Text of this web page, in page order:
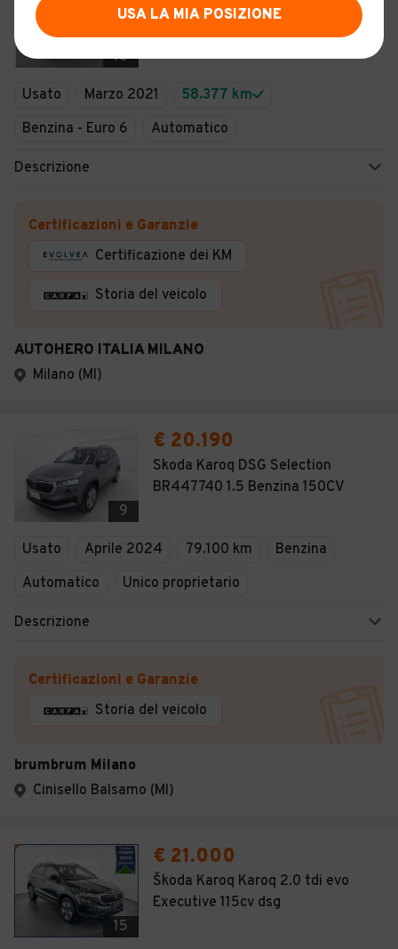
18
SKODA Karoq 1.5 TSI ACT DSG S-
Tech
Usato Marzo 2021
58.377 km
Benzina - Euro 6
Automatico
Descrizione
Certificazioni e Garanzie
Certificazione dei KM
Storia del veicolo
AUTOHERO ITALIA MILANO
Milano (MI)
9
€ 20.190
Skoda Karoq DSG Selection
BR447740 1.5 Benzina 150CV
Usato Aprile 2024 79.100 km
Benzina
Automatico
Unico proprietario
Descrizione
Certificazioni e Garanzie
Storia del veicolo
brumbrum Milano
Cinisello Balsamo (MI)
15
€ 21.000
Škoda Karoq Karoq 2.0 tdi evo
Executive 115cv dsg
USA LA MIA POSIZIONE